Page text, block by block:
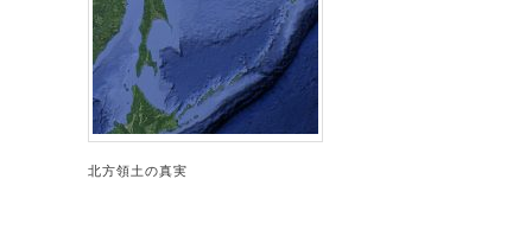
北方領土の真実